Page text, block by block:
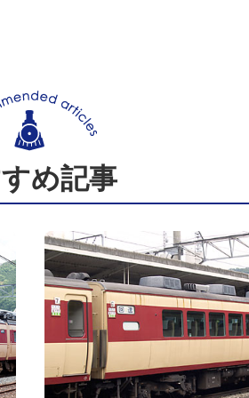
め記事